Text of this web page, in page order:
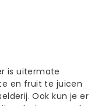
is uitermate
en fruit te juicen
Ook kun je er